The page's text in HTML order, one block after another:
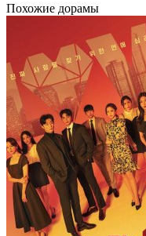
Похожие дорамы